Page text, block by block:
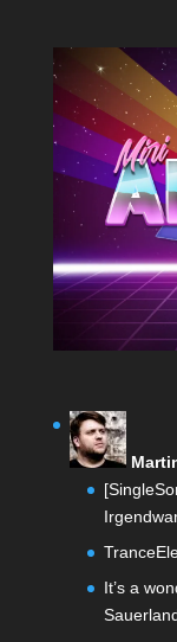
It’s a